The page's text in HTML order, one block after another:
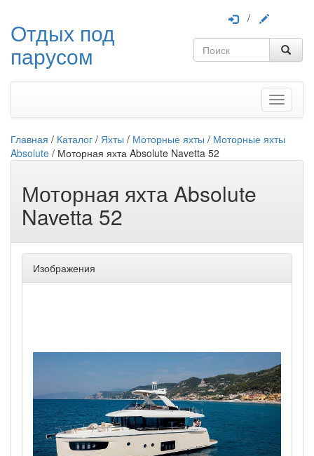
Отдых под
парусом
/
Меню
Главная / Каталог / Яхты / Моторные яхты / Моторные яхты
Absolute / Моторная яхта Absolute Navetta 52
Моторная яхта Absolute
Navetta 52
Изображения